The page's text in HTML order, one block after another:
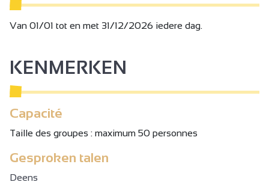
Van 01/01 tot en met 31/12/2026 iedere dag.
KENMERKEN
Capacité
Taille des groupes : maximum 50 personnes
Gesproken talen
Deens